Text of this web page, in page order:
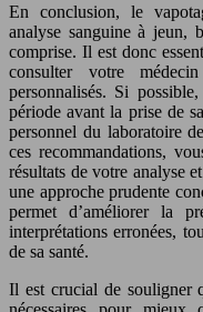
En conclusion, le
analyse sanguine à jeun,
comprise. Il est donc
consulter votre
personnalisés. Si
période avant la prise de
personnel du laboratoire
ces recommandations,
résultats de votre analyse
une approche prudente
permet d’améliorer la
interprétations erronées,
de sa santé.
Il est crucial de souligner